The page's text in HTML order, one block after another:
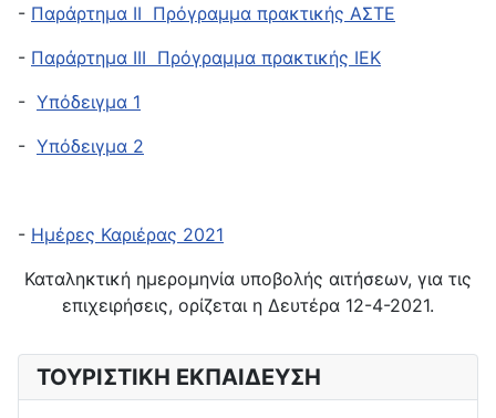
ΤΟΥΡΙΣΤΙΚΗ ΕΚΠΑΙΔΕΥΣΗ
- Παράρτημα II Πρόγραμμα πρακτικής ΑΣΤΕ
- Παράρτημα III Πρόγραμμα πρακτικής ΙΕΚ
- Υπόδειγμα 1
- Υπόδειγμα 2
- Ημέρες Καριέρας 2021
Καταληκτική ημερομηνία υποβολής αιτήσεων, για τις
επιχειρήσεις, ορίζεται η Δευτέρα 12-4-2021.